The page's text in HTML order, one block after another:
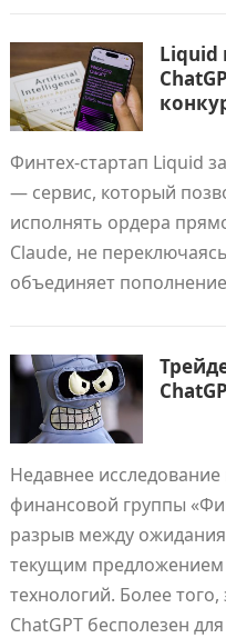
Liquid
Финтех-стартап Liquid
— сервис, который
исполнять ордера
Claude, не
объединяет
Недавнее
финансовой группы
разрыв между
текущим
технологий. Более
ChatGPT бесполезен